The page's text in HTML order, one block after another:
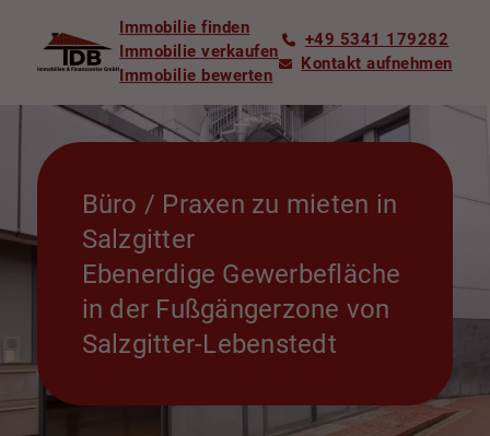
Immobilie finden
Immobilie verkaufen
Immobilie bewerten
+49 5341 179282
Kontakt aufnehmen
Büro / Praxen zu mieten in
Salzgitter
Ebenerdige Gewerbefläche
in der Fußgängerzone von
Salzgitter-Lebenstedt